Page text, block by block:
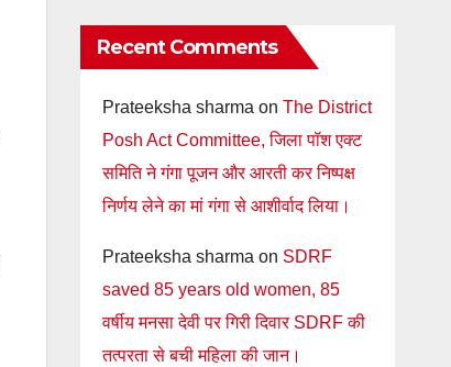
Recent Comments
Prateeksha sharma on The District
Posh Act Committee, जिला पॉश एक्ट
समिति ने गंगा पूजन और आरती कर निष्पक्ष
निर्णय लेने का मां गंगा से आशीर्वाद लिया।
Prateeksha sharma on SDRF
saved 85 years old women, 85
वर्षीय मनसा देवी पर गिरी दिवार SDRF की
तत्परता से बची महिला की जान।